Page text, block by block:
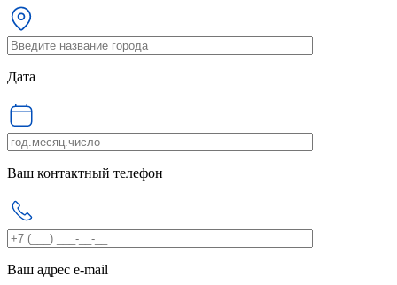
Дата
Ваш контактный телефон
Ваш адрес e-mail